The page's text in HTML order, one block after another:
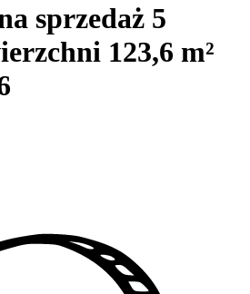
sprzedaż 5
123,6 m²